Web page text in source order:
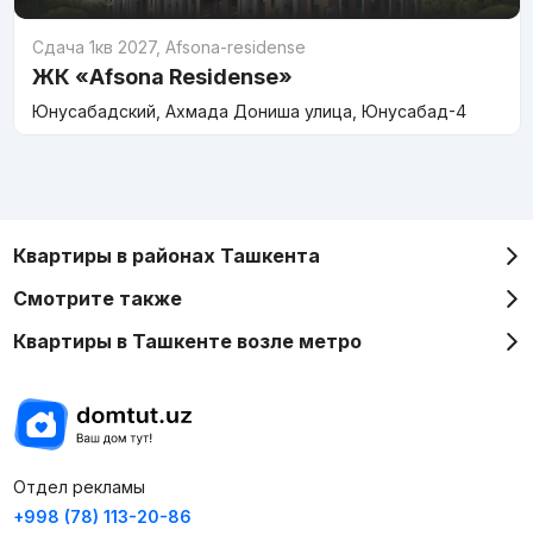
Сдача 1кв 2027, Afsona-residense
ЖК «Afsona Residense»
Юнусабадский, Ахмада Дониша улица, Юнусабад-4
Квартиры в районах Ташкента
Смотрите также
Квартиры в Ташкенте возле метро
Отдел рекламы
+998 (78) 113-20-86